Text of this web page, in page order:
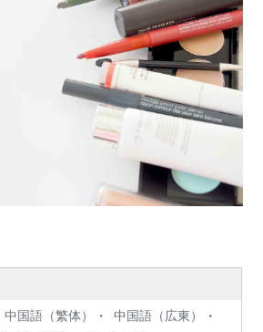
中国語（繁体）
中国語（広東）